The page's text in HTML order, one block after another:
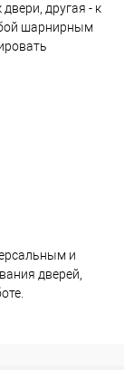
двери, другая - к
шарнирным
и
дверей,